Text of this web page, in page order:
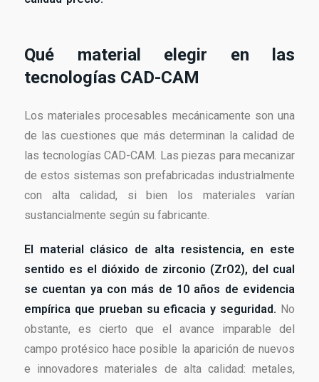
Qué material elegir en las
tecnologías CAD-CAM
Los materiales procesables mecánicamente son una
de las cuestiones que más determinan la calidad de
las tecnologías CAD-CAM. Las piezas para mecanizar
de estos sistemas son prefabricadas industrialmente
con alta calidad, si bien los materiales varían
sustancialmente según su fabricante.
El material clásico de alta resistencia, en este
sentido es el dióxido de zirconio (ZrO2), del cual
se cuentan ya con más de 10 años de evidencia
empírica que prueban su eficacia y seguridad. No
obstante, es cierto que el avance imparable del
campo protésico hace posible la aparición de nuevos
e innovadores materiales de alta calidad: metales,